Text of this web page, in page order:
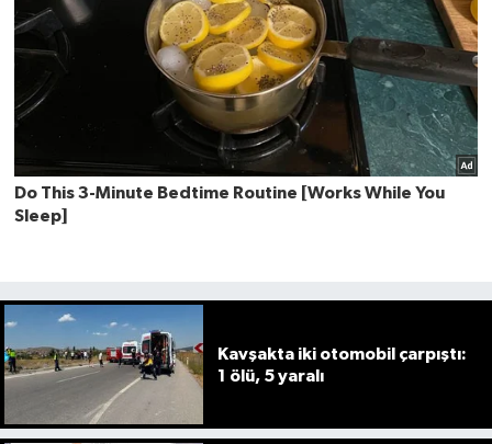
Kavşakta iki otomobil çarpıştı:
1 ölü, 5 yaralı